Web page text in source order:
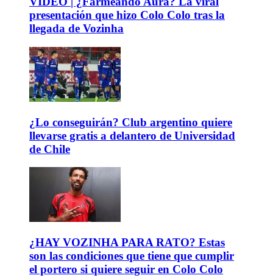
presentación que hizo Colo Colo tras la
llegada de Vozinha
¿Lo conseguirán? Club argentino quiere
llevarse gratis a delantero de Universidad
de Chile
¿HAY VOZINHA PARA RATO? Estas
son las condiciones que tiene que cumplir
el portero si quiere seguir en Colo Colo